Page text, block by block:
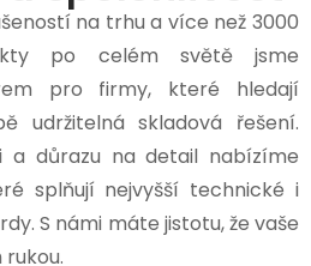
na trhu a více než 3000
po celém světě jsme
pro firmy, které hledají
udržitelná skladová řešení.
a důrazu na detail nabízíme
splňují nejvyšší technické i
S námi máte jistotu, že vaše